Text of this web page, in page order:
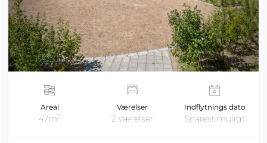
Areal
47m2
Værelser
2 værelser
Indflytnings dato
Snarest muligt